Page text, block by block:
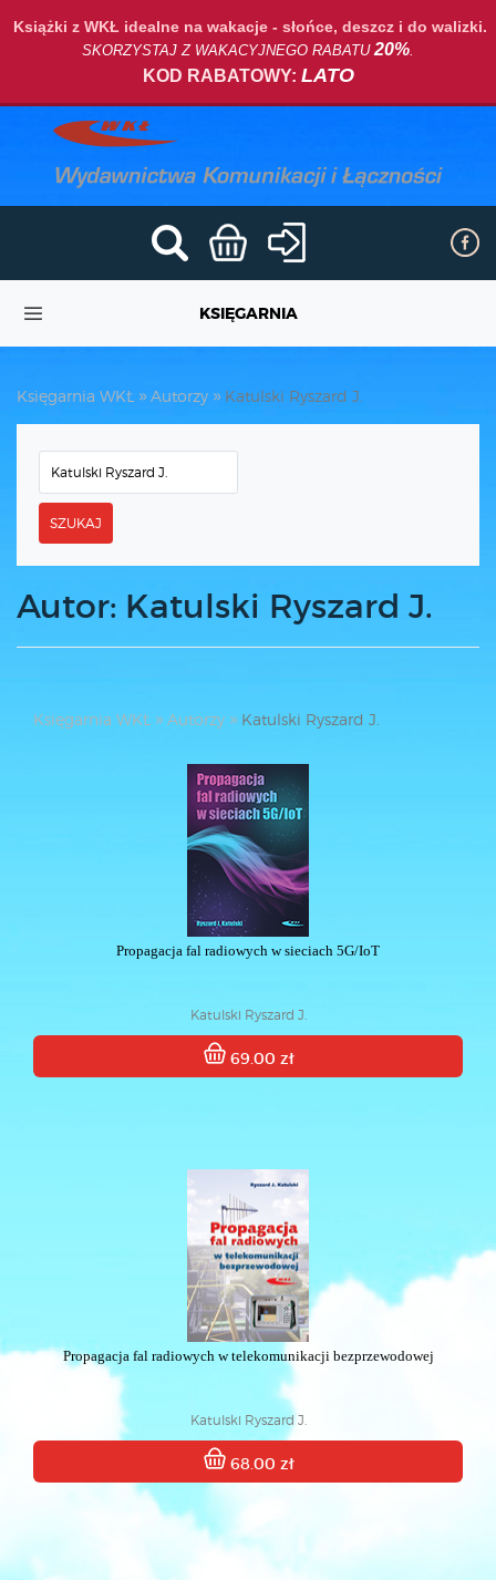
Książki z WKŁ idealne na wakacje - słońce, deszcz i do walizki.
SKORZYSTAJ Z WAKACYJNEGO RABATU20%.
KOD RABATOWY: LATO
KSIĘGARNIA
Księgarnia WKŁ Autorzy Katulski Ryszard J.
SZUKAJ
Autor: Katulski Ryszard J.
Księgarnia WKŁ Autorzy Katulski Ryszard J.
Propagacja fal radiowych w sieciach 5G/IoT
Katulski Ryszard J.
69.00 zł
Propagacja fal radiowych w telekomunikacji bezprzewodowej
Katulski Ryszard J.
68.00 zł